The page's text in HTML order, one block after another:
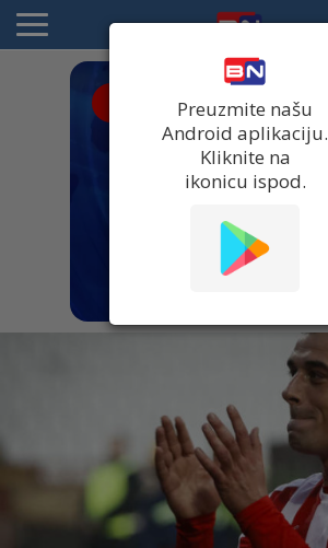
Preuzmite našu
Android aplikaciju.
Kliknite na
ikonicu ispod.